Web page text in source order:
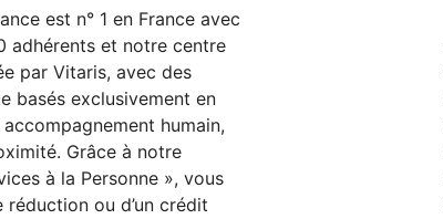
est n° 1 en France avec
adhérents et notre centre
par Vitaris, avec des
basés exclusivement en
humain,
Grâce à notre
à la Personne », vous
réduction ou d’un crédit